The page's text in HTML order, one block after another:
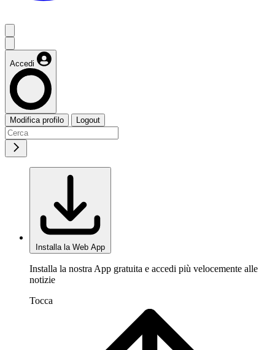
Accedi
Modifica profilo Logout
Installa la Web App
Installa la nostra App gratuita e accedi più velocemente alle
notizie
Tocca